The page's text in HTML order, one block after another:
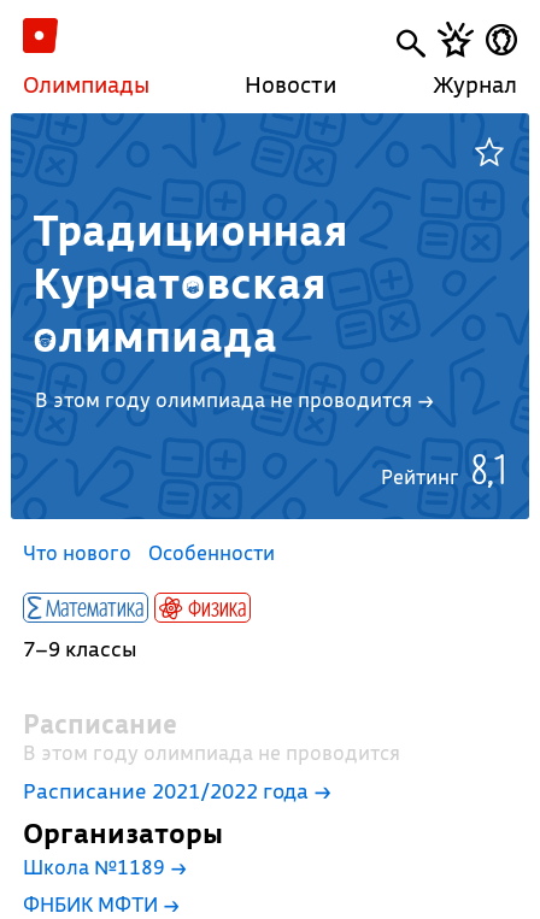
Олимпиады Новости Журнал
Традиционная
Курчатовская
олимпиада
В этом году олимпиада не проводится →
Рейтинг 8,1
Что нового Особенности
Математика Физика
7–9 классы
Расписание
В этом году олимпиада не проводится
Расписание 2021/2022 года →
Организаторы
Школа №1189 →
ФНБИК МФТИ →